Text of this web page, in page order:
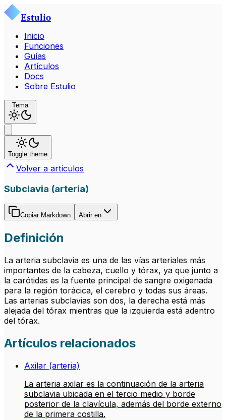
Estulio
Inicio
Funciones
Guías
Artículos
Docs
Sobre Estulio
Tema
Toggle theme
Volver a artículos
Subclavia (arteria)
Copiar Markdown Abrir en
Definición
La arteria subclavia es una de las vías arteriales más
importantes de la cabeza, cuello y tórax, ya que junto a
la carótidas es la fuente principal de sangre oxigenada
para la región torácica, el cerebro y todas sus áreas.
Las arterias subclavias son dos, la derecha está más
alejada del tórax mientras que la izquierda está adentro
del tórax.
Artículos relacionados
Axilar (arteria)
La arteria axilar es la continuación de la arteria
subclavia ubicada en el tercio medio y borde
posterior de la clavícula, además del borde externo
de la primera costilla.